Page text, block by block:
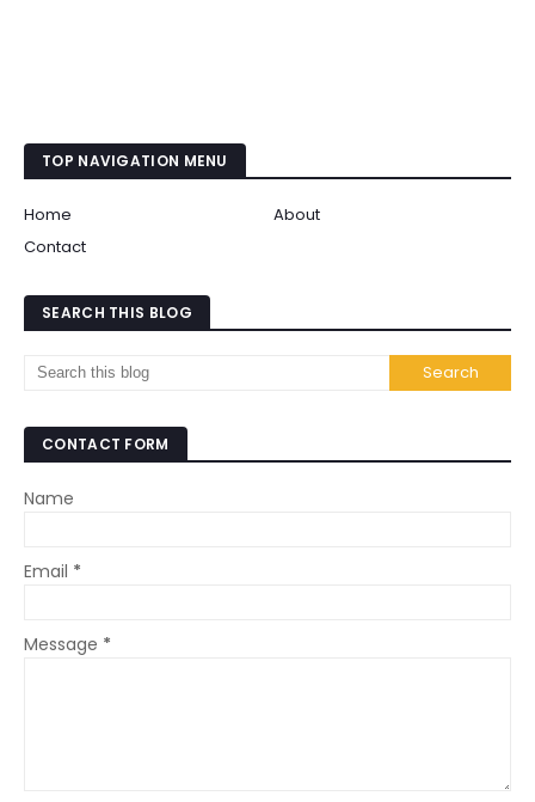
TOP NAVIGATION MENU
Home
About
Contact
SEARCH THIS BLOG
CONTACT FORM
Name
Email *
Message *